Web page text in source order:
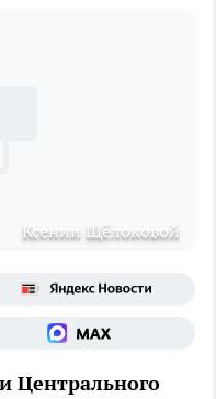
Ксении Щёлоковой
Центрального